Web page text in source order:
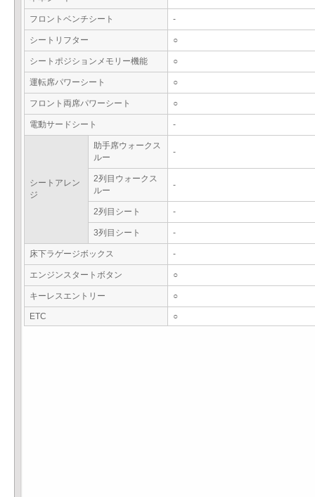
フロントベンチシート -
シートリフター ○
シートポジションメモリー機能 ○
運転席パワーシート ○
フロント両席パワーシート ○
電動サードシート -
シートアレン
ジ
助手席ウォークス
ルー
-
2列目ウォークス
ルー
-
2列目シート -
3列目シート -
床下ラゲージボックス -
エンジンスタートボタン ○
キーレスエントリー ○
ETC ○